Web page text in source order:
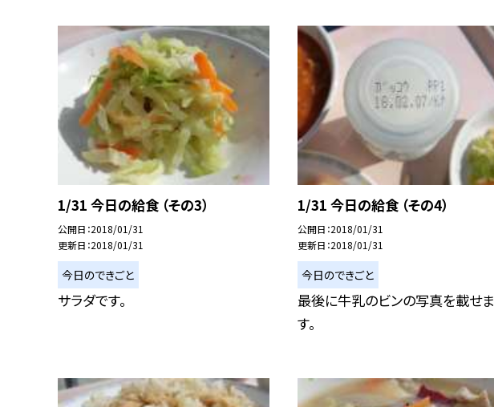
1/31 今日の給食 （その3）
公開日 2018/01/31
更新日 2018/01/31
今日のできごと
サラダです。
1/31 今日の給食 （その4）
公開日 2018/01/31
更新日 2018/01/31
今日のできごと
最後に牛乳のビンの写真を載せま
す。